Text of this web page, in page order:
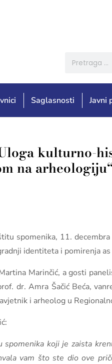
Saglasnosti Javni
kulturno-
na
spomenika, 11.
identiteta i pomirenja
Marinčić, a gosti
dr. Amra Šačić Beća,
i arheolog u
koji je zaista
vam što ste dio ove